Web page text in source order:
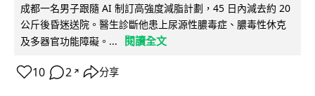
成都一名男子跟隨 AI 制訂高強度減脂計劃，45 日內減去約 20
公斤後昏迷送院。醫生診斷他患上尿源性膿毒症、膿毒性休克
及多器官功能障礙。...
閱讀全文
10 2 ↗ 分享